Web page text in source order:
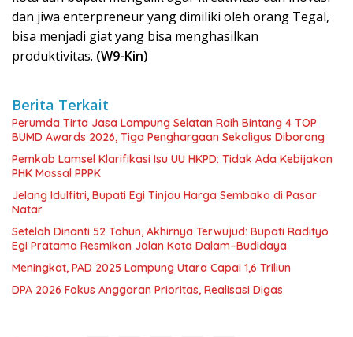
dan jiwa enterpreneur yang dimiliki oleh orang Tegal,
bisa menjadi giat yang bisa menghasilkan
produktivitas. (W9-Kin)
Berita Terkait
Perumda Tirta Jasa Lampung Selatan Raih Bintang 4 TOP
BUMD Awards 2026, Tiga Penghargaan Sekaligus Diborong
Pemkab Lamsel Klarifikasi Isu UU HKPD: Tidak Ada Kebijakan
PHK Massal PPPK
Jelang Idulfitri, Bupati Egi Tinjau Harga Sembako di Pasar
Natar
Setelah Dinanti 52 Tahun, Akhirnya Terwujud: Bupati Radityo
Egi Pratama Resmikan Jalan Kota Dalam–Budidaya
Meningkat, PAD 2025 Lampung Utara Capai 1,6 Triliun
DPA 2026 Fokus Anggaran Prioritas, Realisasi Digas